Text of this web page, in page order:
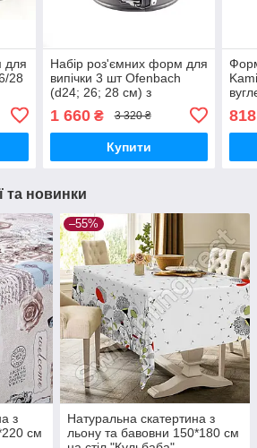
для
28
Набір роз'ємних форм для
випічки 3 шт Ofenbach
(d24; 26; 28 см) з
1 660₴ 3 320 ₴
Купити
та новинки
з
см
–55%
Натуральна скатертина з
льону та бавовни 150*180 см